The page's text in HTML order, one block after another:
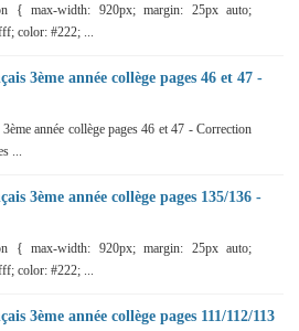
{ max-width: 920px; margin: 25px auto;
color: #222; ...
3ème année collège pages 46 et 47 -
année collège pages 46 et 47 - Correction
...
3ème année collège pages 135/136 -
{ max-width: 920px; margin: 25px auto;
color: #222; ...
3ème année collège pages 111/112/113